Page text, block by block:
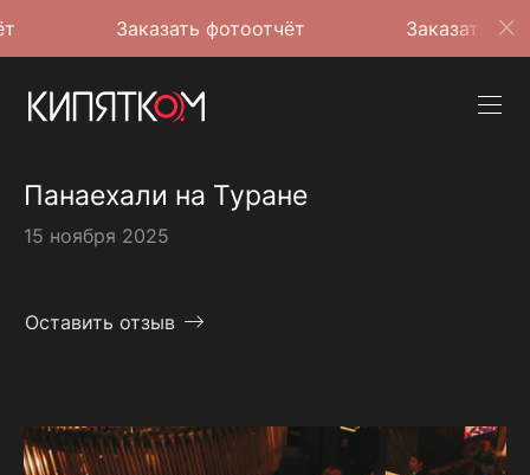
Заказать фотоотчёт Заказать фотоотчёт
Панаехали на Туране
15 ноября 2025
Оставить отзыв